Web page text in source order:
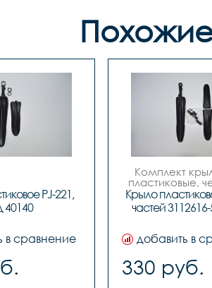
PJ-221,
40140
в сравнение
Комплект
пластиковые,
трех
Крыло
частей 3112616-
добавить в
330 руб.